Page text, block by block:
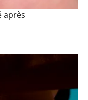
après